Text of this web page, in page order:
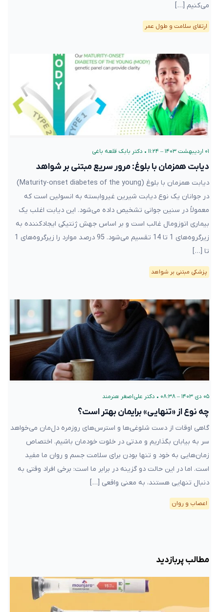
می‌کنیم […]
ارتقای سلامت و طول عمر
۰۱ اردیبهشت ۱۴۰۳ – ۱۱:۲۴ • دکتر بابک قلعه‌ باغی
دیابت همزمان با بلوغ: مرور سریع مبتنی بر شواهد
دیابت همزمان با بلوغ (Maturity-onset diabetes of the young)
در جوانان یک نوع دیابت شیرین غیروابسته به انسولین است که
معمولاً در سنین جوانی تشخیص داده می‌شود. این دیابت اغلب یک
بیماری اتوزومال غالب است و بر اساس جهش ژنتیکی ایجادکننده به
زیرگروه‌های 1 تا 14 تقسیم می‌شود. 95 درصد موارد را زیرگروه‌های 1
تا […]
پزشکی مبتنی بر شواهد
۰۵ دی ۱۴۰۳ – ۰۸:۳۸ • دکتر علی‌اصغر هنرمند
چه نوع از «تنهایی» برایمان بهتر است؟
گاهی اوقات از دست شلوغی‌ها و استرس‌های روزمره دل‌مان می‌خواهد
سر به بیابان بگذاریم و مدتی در خلوت خودمان باشیم. اختصاص
زمان‌هایی به خود و تنها بودن برای سلامت جسم و روان ما مفید
است. اما در این حالت دو گزینه در برابر ما است: برخی افراد وقتی به
دنبال تنهایی هستند، به معنی واقعی […]
اعصاب و روان
مطالب پربازدید